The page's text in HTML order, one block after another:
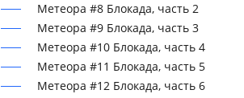
Метеора #8 Блокада, часть 2
Метеора #9 Блокада, часть 3
Метеора #10 Блокада, часть 4
Метеора #11 Блокада, часть 5
Метеора #12 Блокада, часть 6